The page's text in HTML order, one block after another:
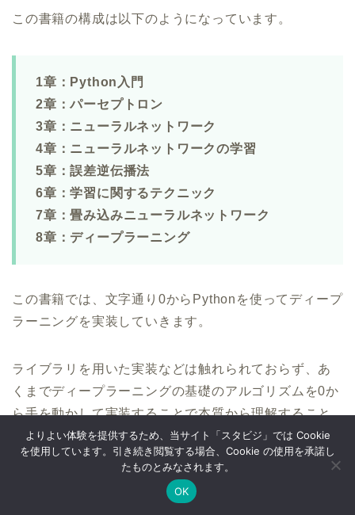
この書籍の構成は以下のようになっています。
1章：Python入門
2章：パーセプトロン
3章：ニューラルネットワーク
4章：ニューラルネットワークの学習
5章：誤差逆伝播法
6章：学習に関するテクニック
7章：畳み込みニューラルネットワーク
8章：ディープラーニング
この書籍では、文字通り0からPythonを使ってディープ
ラーニングを実装していきます。
ライブラリを用いた実装などは触れられておらず、あ
くまでディープラーニングの基礎のアルゴリズムを0か
ら手を動かして実装することで本質から理解すること
を目的としています。
以下の動画で内容については詳しく解説しています！
よりよい体験を提供するため、当サイト「スタビジ」では Cookie
を使用しています。引き続き閲覧する場合、Cookie の使用を承諾し
たものとみなされます。
OK